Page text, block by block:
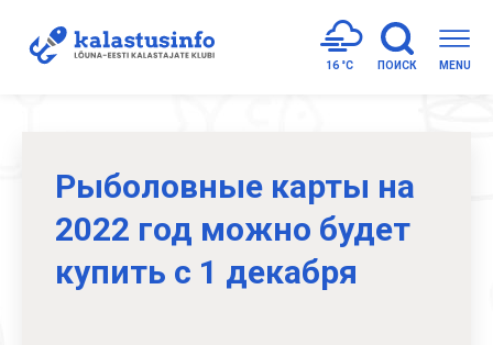
16 °C ПОИСК MENU
Рыболовные карты на
2022 год можно будет
купить с 1 декабря